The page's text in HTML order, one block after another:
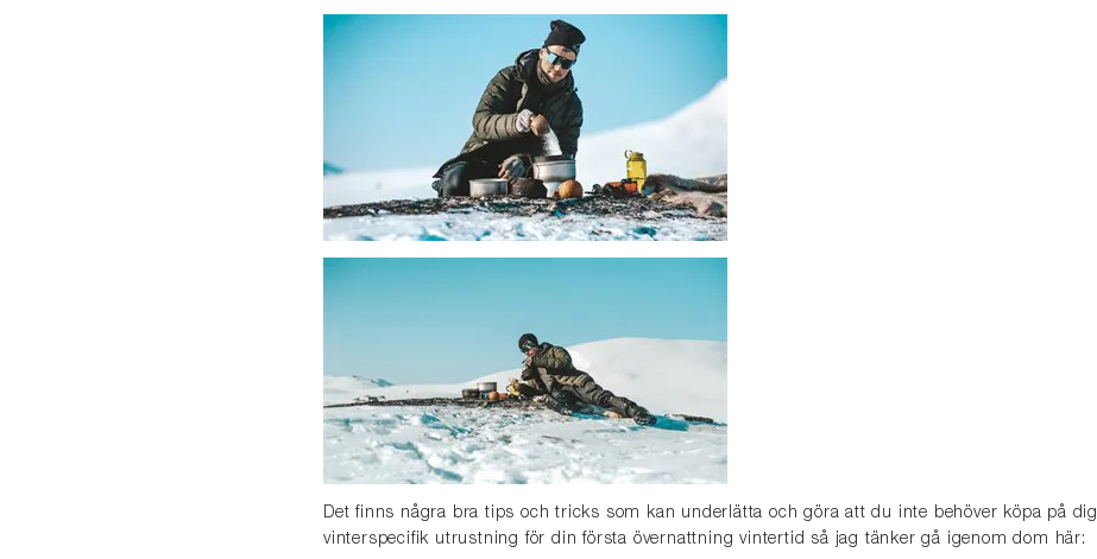
Det finns några bra tips och tricks som kan underlätta och göra att du inte behöver köpa på dig
vinterspecifik utrustning för din första övernattning vintertid så jag tänker gå igenom dom här: